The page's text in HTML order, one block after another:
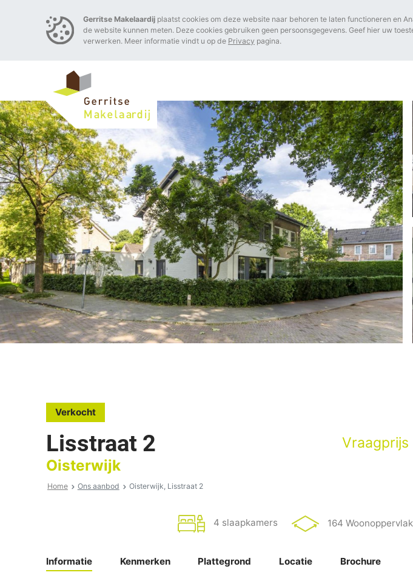
Gerritse Makelaardijplaatst cookies om deze website naar behoren te laten functioneren en
de website kunnen meten. Deze cookies gebruiken geen persoonsgegevens. Geef hier uw
verwerken. Meer informatie vindt u op de Privacy pagina.
Verkocht
Vraagprijs
Lisstraat 2
Oisterwijk
Home Ons aanbod Oisterwijk, Lisstraat 2
4 slaapkamers 164
Informatie Kenmerken Plattegrond Locatie Brochure